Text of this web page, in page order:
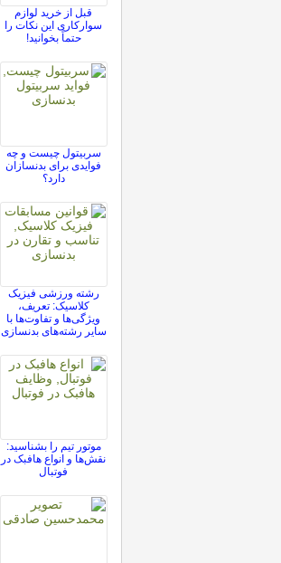
قبل از خرید لوازم
سوارکاری این نکات را
حتماً بخوانید!
سربیتول چیست و چه
فوایدی برای بدنسازان
دارد؟
رشته ورزشی فیزیک
کلاسیک: تعریف،
ویژگی‌ها و تفاوت‌ها با
سایر رشته‌های بدنسازی
موتور تیم را بشناسید:
نقش‌ها و انواع هافبک در
فوتبال